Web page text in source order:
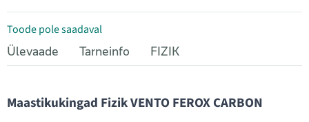
Toode pole saadaval
Ülevaade
Tarneinfo FIZIK
Maastikukingad Fizik VENTO FEROX CARBON